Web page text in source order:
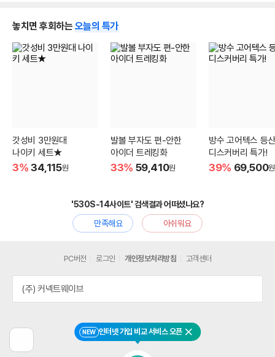
놓치면 후회하는 오늘의 특가
갓성비 3만원대
나이키 세트★
3% 34,115원
발볼 부자도 편-안한
아이더 트레킹화
33% 59,410원
방수 고어텍스 등
디스커버리 특가!
39% 69,500원
'530S-14사이트' 검색결과 어떠셨나요?
만족해요
아쉬워요
전
NEW 인터넷 가입 비교 서비스 오픈 닫기
PC버전 로그인 개인정보처리방침 고객센터
(주) 커넥트웨이브